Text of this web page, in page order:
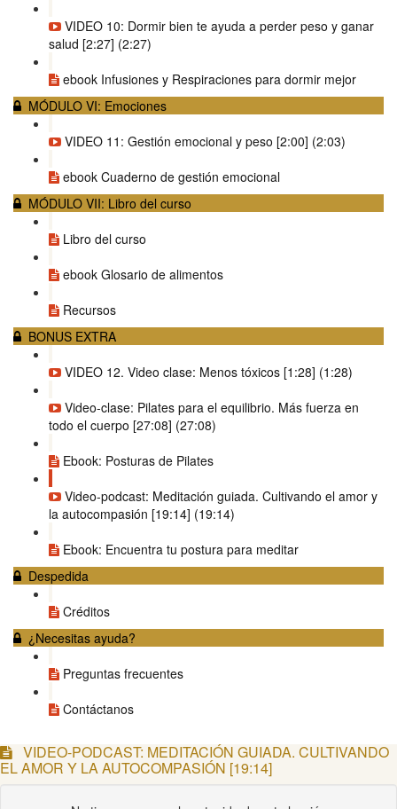
VIDEO 10: Dormir bien te ayuda a perder peso y ganar
salud [2:27] (2:27)
ebook Infusiones y Respiraciones para dormir mejor
MÓDULO VI: Emociones
VIDEO 11: Gestión emocional y peso [2:00] (2:03)
ebook Cuaderno de gestión emocional
MÓDULO VII: Libro del curso
Libro del curso
ebook Glosario de alimentos
Recursos
BONUS EXTRA
VIDEO 12. Video clase: Menos tóxicos [1:28] (1:28)
Video-clase: Pilates para el equilibrio. Más fuerza en
todo el cuerpo [27:08] (27:08)
Ebook: Posturas de Pilates
Video-podcast: Meditación guiada. Cultivando el amor y
la autocompasión [19:14] (19:14)
Ebook: Encuentra tu postura para meditar
Despedida
Créditos
¿Necesitas ayuda?
Preguntas frecuentes
Contáctanos
VIDEO-PODCAST: MEDITACIÓN GUIADA. CULTIVANDO
EL AMOR Y LA AUTOCOMPASIÓN [19:14]